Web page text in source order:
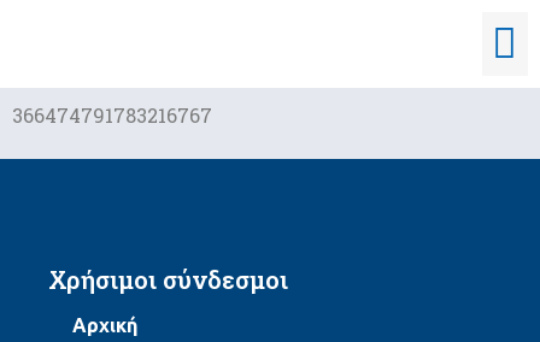
366474791783216767
Χρήσιμοι σύνδεσμοι
Αρχική